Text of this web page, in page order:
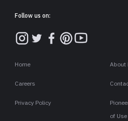
फिल्मों में भी नज़र आ चुकी हैं, ने हाल ही में